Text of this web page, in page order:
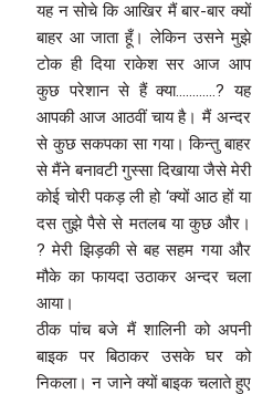
यह न सोचे कि आखिर मैं बार-बार क्यों
बाहर आ जाता हूँ। लेकिन उसने मुझे
टोक ही दिया राकेश सर आज आप
कुछ परेशान से हैं क्या…………? यह
आपकी आज आठवीं चाय है। मैं अन्दर
से कुछ सकपका सा गया। किन्तु बाहर
से मैंने बनावटी गुस्सा दिखाया जैसे मेरी
कोई चोरी पकड़ ली हो ‘क्यों आठ हों या
दस तुझे पैसे से मतलब या कुछ और।
? मेरी झिड़की से बह सहम गया और
मौके का फायदा उठाकर अन्दर चला
आया।
ठीक पांच बजे मैं शालिनी को अपनी
बाइक पर बिठाकर उसके घर को
निकला। न जाने क्यों बाइक चलाते हुए